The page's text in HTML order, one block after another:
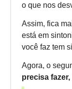
o que nos
Assim, fica
está em
você faz tem
Agora, o
precisa